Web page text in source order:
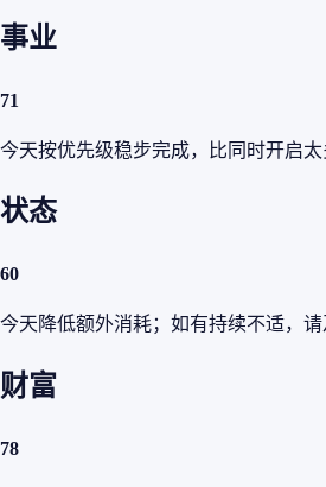
事业
71
今天按优先级稳步完成，比同时开启太
状态
60
今天降低额外消耗；如有持续不适，请
财富
78